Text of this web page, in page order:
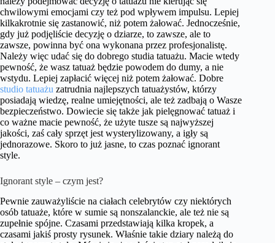
chwilowymi emocjami czy też pod wpływem impulsu. Lepiej
kilkakrotnie się zastanowić, niż potem żałować. Jednocześnie,
gdy już podjęliście decyzję o dziarze, to zawsze, ale to
zawsze, powinna być ona wykonana przez profesjonalistę.
Należy więc udać się do dobrego studia tatuażu. Macie wtedy
pewność, że wasz tatuaż będzie powodem do dumy, a nie
wstydu. Lepiej zapłacić więcej niż potem żałować. Dobre
studio tatuażu zatrudnia najlepszych tatuażystów, którzy
posiadają wiedzę, realne umiejętności, ale też zadbają o Wasze
bezpieczeństwo. Dowiecie się także jak pielęgnować tatuaż i
co ważne macie pewność, że użyte tusze są najwyższej
jakości, zaś cały sprzęt jest wysterylizowany, a igły są
jednorazowe. Skoro to już jasne, to czas poznać ignorant
style.
Ignorant style – czym jest?
Pewnie zauważyliście na ciałach celebrytów czy niektórych
osób tatuaże, które w sumie są nonszalanckie, ale też nie są
zupełnie spójne. Czasami przedstawiają kilka kropek, a
czasami jakiś prosty rysunek. Właśnie takie dziary należą do